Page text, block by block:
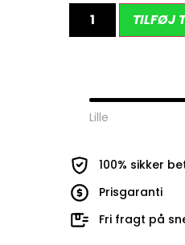
TILFØJ
Lille
100% sikker
Prisgaranti
Fri fragt på